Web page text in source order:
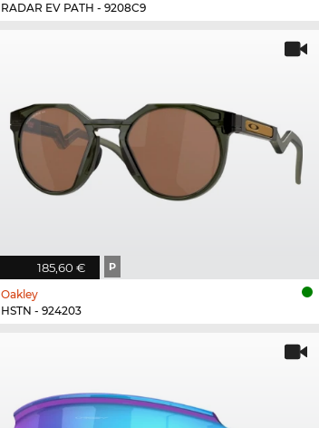
RADAR EV PATH - 9208C9
185,60 € P
Oakley
HSTN - 924203